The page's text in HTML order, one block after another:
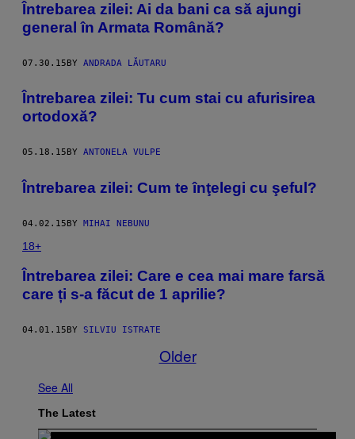
Întrebarea zilei: Ai da bani ca să ajungi
general în Armata Română?
07.30.15BY ANDRADA LĂUTARU
Întrebarea zilei: Tu cum stai cu afurisirea
ortodoxă?
05.18.15 BY ANTONELA VULPE
Întrebarea zilei: Cum te înţelegi cu şeful?
04.02.15BY MIHAI NEBUNU
18+
Întrebarea zilei: Care e cea mai mare farsă
care ți s-a făcut de 1 aprilie?
04.01.15 BY SILVIU ISTRATE
Older
See All
The Latest